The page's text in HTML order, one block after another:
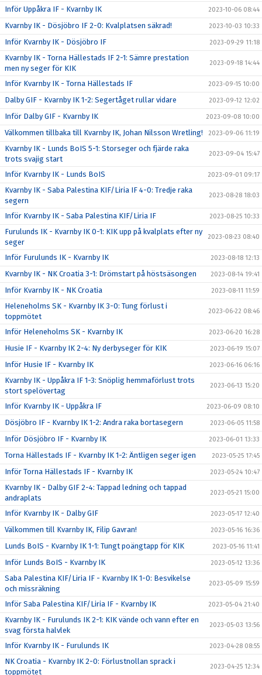
Inför Uppåkra IF - Kvarnby IK 2023-10-06 08:44
Kvarnby IK - Dösjöbro IF 2-0: Kvalplatsen säkrad! 2023-10-03 10:33
Inför Kvarnby IK - Dösjöbro IF 2023-09-29 11:18
Kvarnby IK - Torna Hällestads IF 2-1: Sämre prestation
men ny seger för KIK
2023-09-18 14:44
Inför Kvarnby IK - Torna Hällestads IF 2023-09-15 10:00
Dalby GIF - Kvarnby IK 1-2: Segertåget rullar vidare 2023-09-12 12:02
Inför Dalby GIF - Kvarnby IK 2023-09-08 10:00
Välkommen tillbaka till Kvarnby IK, Johan Nilsson Wretling! 2023-09-06 11:19
Kvarnby IK - Lunds BoIS 5-1: Storseger och fjärde raka
trots svajig start
2023-09-04 15:47
Inför Kvarnby IK - Lunds BoIS 2023-09-01 09:17
Kvarnby IK - Saba Palestina KIF/Liria IF 4-0: Tredje raka
segern
2023-08-28 18:03
Inför Kvarnby IK - Saba Palestina KIF/Liria IF 2023-08-25 10:33
Furulunds IK - Kvarnby IK 0-1: KIK upp på kvalplats efter ny
seger
2023-08-23 08:40
Inför Furulunds IK - Kvarnby IK 2023-08-18 12:13
Kvarnby IK - NK Croatia 3-1: Drömstart på höstsäsongen 2023-08-14 19:41
Inför Kvarnby IK - NK Croatia 2023-08-11 11:59
Heleneholms SK - Kvarnby IK 3-0: Tung förlust i
toppmötet
2023-06-22 08:46
Inför Heleneholms SK - Kvarnby IK 2023-06-20 16:28
Husie IF - Kvarnby IK 2-4: Ny derbyseger för KIK 2023-06-19 15:07
Inför Husie IF - Kvarnby IK 2023-06-16 06:16
Kvarnby IK - Uppåkra IF 1-3: Snöplig hemmaförlust trots
stort spelövertag
2023-06-13 15:20
Inför Kvarnby IK - Uppåkra IF 2023-06-09 08:10
Dösjöbro IF - Kvarnby IK 1-2: Andra raka bortasegern 2023-06-05 11:58
Inför Dösjöbro IF - Kvarnby IK 2023-06-01 13:33
Torna Hällestads IF - Kvarnby IK 1-2: Äntligen seger igen 2023-05-25 17:45
Inför Torna Hällestads IF - Kvarnby IK 2023-05-24 10:47
Kvarnby IK - Dalby GIF 2-4: Tappad ledning och tappad
andraplats
2023-05-21 15:00
Inför Kvarnby IK - Dalby GIF 2023-05-17 12:40
Välkommen till Kvarnby IK, Filip Gavran! 2023-05-16 16:36
Lunds BoIS - Kvarnby IK 1-1: Tungt poängtapp för KIK 2023-05-16 11:41
Inför Lunds BoIS - Kvarnby IK 2023-05-12 13:36
Saba Palestina KIF/Liria IF - Kvarnby IK 1-0: Besvikelse
och missräkning
2023-05-09 15:59
Inför Saba Palestina KIF/Liria IF - Kvarnby IK 2023-05-04 21:40
Kvarnby IK - Furulunds IK 2-1: KIK vände och vann efter en
svag första halvlek
2023-05-03 13:56
Inför Kvarnby IK - Furulunds IK 2023-04-28 08:55
NK Croatia - Kvarnby IK 2-0: Förlustnollan sprack i
toppmötet
2023-04-25 12:34